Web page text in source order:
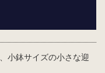
小鉢サイズの小さな迎